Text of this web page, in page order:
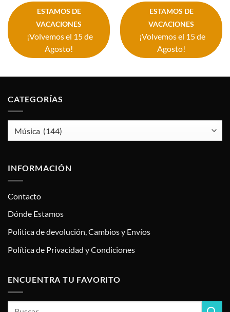
ESTAMOS DE
VACACIONES
¡Volvemos el 15 de
Agosto!
ESTAMOS DE
VACACIONES
¡Volvemos el 15 de
Agosto!
CATEGORÍAS
INFORMACIÓN
Contacto
Dónde Estamos
Politica de devolución, Cambios y Envíos
Política de Privacidad y Condiciones
ENCUENTRA TU FAVORITO